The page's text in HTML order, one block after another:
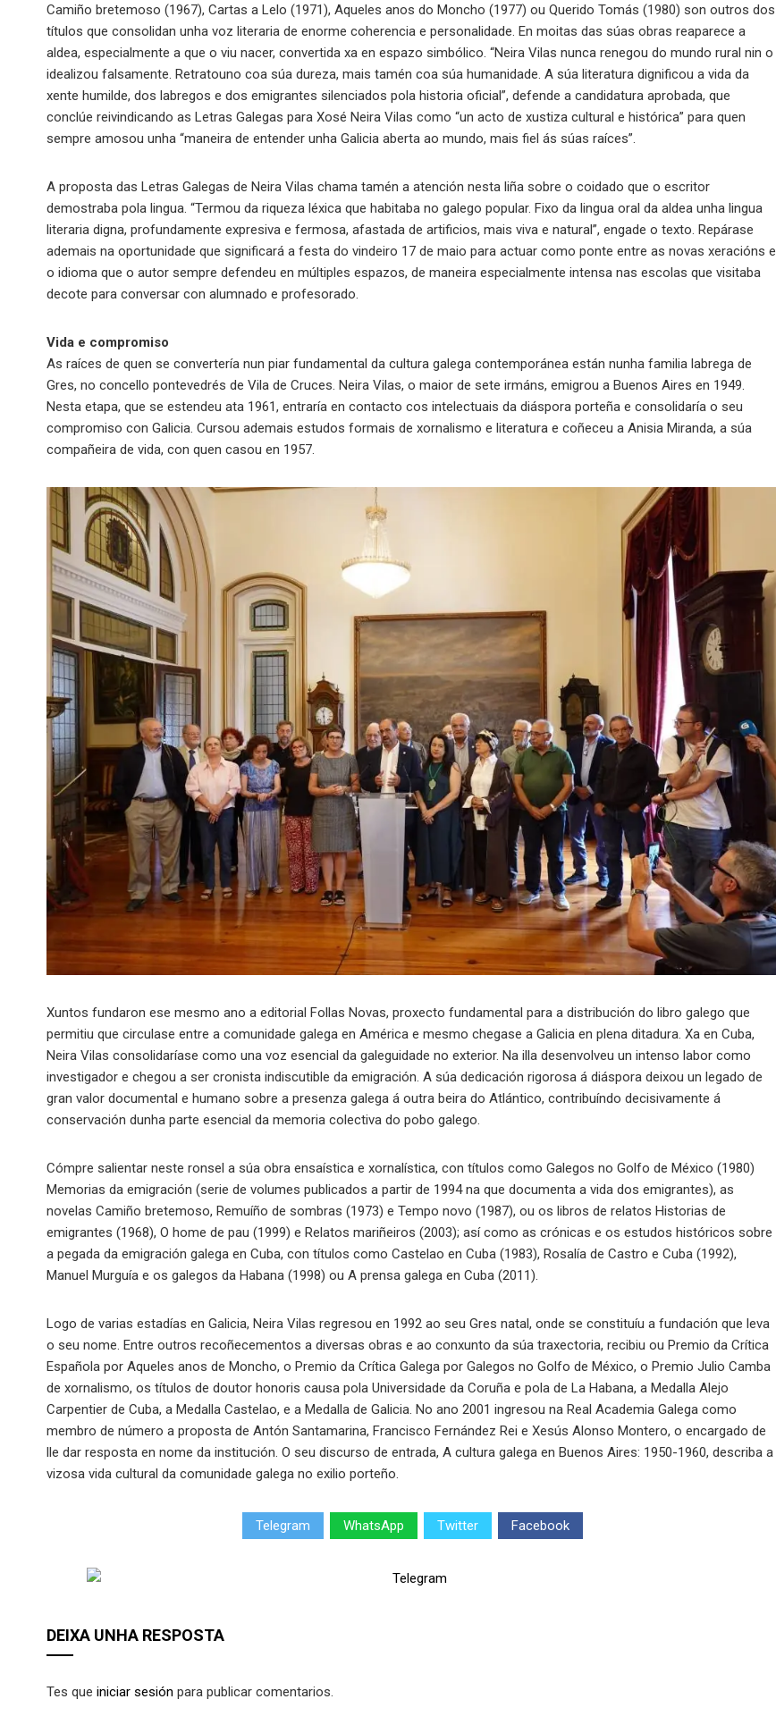
Camiño bretemoso (1967), Cartas a Lelo (1971), Aqueles anos do Moncho (1977) ou Querido Tomás (1980) son outros dos
títulos que consolidan unha voz literaria de enorme coherencia e personalidade. En moitas das súas obras reaparece a
aldea, especialmente a que o viu nacer, convertida xa en espazo simbólico. “Neira Vilas nunca renegou do mundo rural nin o
idealizou falsamente. Retratouno coa súa dureza, mais tamén coa súa humanidade. A súa literatura dignificou a vida da
xente humilde, dos labregos e dos emigrantes silenciados pola historia oficial”, defende a candidatura aprobada, que
conclúe reivindicando as Letras Galegas para Xosé Neira Vilas como “un acto de xustiza cultural e histórica” para quen
sempre amosou unha “maneira de entender unha Galicia aberta ao mundo, mais fiel ás súas raíces”.
A proposta das Letras Galegas de Neira Vilas chama tamén a atención nesta liña sobre o coidado que o escritor
demostraba pola lingua. “Termou da riqueza léxica que habitaba no galego popular. Fixo da lingua oral da aldea unha lingua
literaria digna, profundamente expresiva e fermosa, afastada de artificios, mais viva e natural”, engade o texto. Repárase
ademais na oportunidade que significará a festa do vindeiro 17 de maio para actuar como ponte entre as novas xeracións e
o idioma que o autor sempre defendeu en múltiples espazos, de maneira especialmente intensa nas escolas que visitaba
decote para conversar con alumnado e profesorado.
Vida e compromiso
As raíces de quen se convertería nun piar fundamental da cultura galega contemporánea están nunha familia labrega de
Gres, no concello pontevedrés de Vila de Cruces. Neira Vilas, o maior de sete irmáns, emigrou a Buenos Aires en 1949.
Nesta etapa, que se estendeu ata 1961, entraría en contacto cos intelectuais da diáspora porteña e consolidaría o seu
compromiso con Galicia. Cursou ademais estudos formais de xornalismo e literatura e coñeceu a Anisia Miranda, a súa
compañeira de vida, con quen casou en 1957.
Xuntos fundaron ese mesmo ano a editorial Follas Novas, proxecto fundamental para a distribución do libro galego que
permitiu que circulase entre a comunidade galega en América e mesmo chegase a Galicia en plena ditadura. Xa en Cuba,
Neira Vilas consolidaríase como una voz esencial da galeguidade no exterior. Na illa desenvolveu un intenso labor como
investigador e chegou a ser cronista indiscutible da emigración. A súa dedicación rigorosa á diáspora deixou un legado de
gran valor documental e humano sobre a presenza galega á outra beira do Atlántico, contribuíndo decisivamente á
conservación dunha parte esencial da memoria colectiva do pobo galego.
Cómpre salientar neste ronsel a súa obra ensaística e xornalística, con títulos como Galegos no Golfo de México (1980)
Memorias da emigración (serie de volumes publicados a partir de 1994 na que documenta a vida dos emigrantes), as
novelas Camiño bretemoso, Remuíño de sombras (1973) e Tempo novo (1987), ou os libros de relatos Historias de
emigrantes (1968), O home de pau (1999) e Relatos mariñeiros (2003); así como as crónicas e os estudos históricos sobre
a pegada da emigración galega en Cuba, con títulos como Castelao en Cuba (1983), Rosalía de Castro e Cuba (1992),
Manuel Murguía e os galegos da Habana (1998) ou A prensa galega en Cuba (2011).
Logo de varias estadías en Galicia, Neira Vilas regresou en 1992 ao seu Gres natal, onde se constituíu a fundación que leva
o seu nome. Entre outros recoñecementos a diversas obras e ao conxunto da súa traxectoria, recibiu ou Premio da Crítica
Española por Aqueles anos de Moncho, o Premio da Crítica Galega por Galegos no Golfo de México, o Premio Julio Camba
de xornalismo, os títulos de doutor honoris causa pola Universidade da Coruña e pola de La Habana, a Medalla Alejo
Carpentier de Cuba, a Medalla Castelao, e a Medalla de Galicia. No ano 2001 ingresou na Real Academia Galega como
membro de número a proposta de Antón Santamarina, Francisco Fernández Rei e Xesús Alonso Montero, o encargado de
lle dar resposta en nome da institución. O seu discurso de entrada, A cultura galega en Buenos Aires: 1950-1960, describa a
vizosa vida cultural da comunidade galega no exilio porteño.
Telegram WhatsApp Twitter Facebook
DEIXA UNHA RESPOSTA
Tes que iniciar sesión para publicar comentarios.